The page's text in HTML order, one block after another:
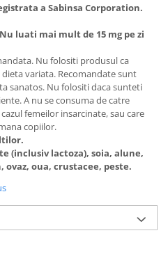
a Sabinsa Corporation.
luati mai mult de 15 mg pe zi
Nu folositi produsul ca
variata. Recomandate sunt
sanatos. Nu folositi daca sunteti
A nu se consuma de catre
femeilor insarcinate, sau care
copiilor.
(inclusiv lactoza), soia, alune,
oua, crustacee, peste.